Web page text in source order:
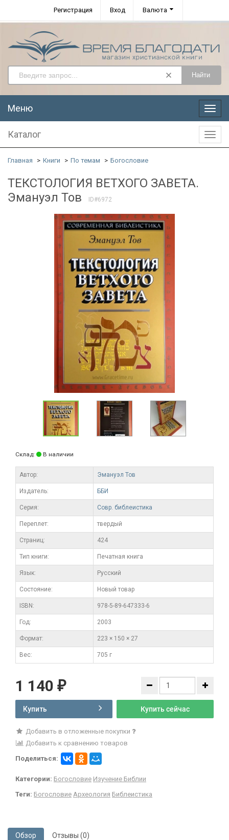
Регистрация Вход Валюта
Найти
Меню
Меню
Каталог
Главная Книги По темам Богословие
ТЕКСТОЛОГИЯ ВЕТХОГО ЗАВЕТА.
Эмануэл Тов
ID#6972
Склад: В наличии
Автор: Эмануэл Тов
Издатель: ББИ
Серия: Совр. библеистика
Переплет: твердый
Cтраниц: 424
Тип книги: Печатная книга
Язык: Русский
Состояние: Новый товар
ISBN: 978-5-89-647333-6
Год: 2003
Формат: 223 × 150 × 27
Вес: 705 г
1 140 ₽
Купить Купить сейчас
Добавить в отложенные покупки
Добавить к сравнению товаров
Поделиться:
Категории: Богословие Изучение Библии
Теги: Богословие Археология Библеистика
Обзор Отзывы (0)